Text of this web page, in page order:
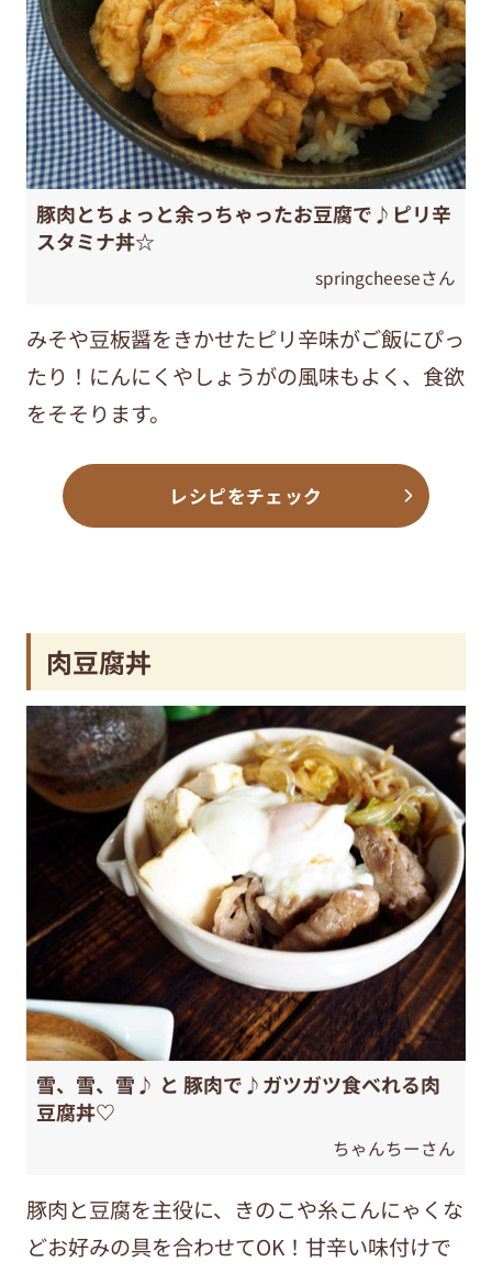
豚肉とちょっと余っちゃったお豆腐で♪ピリ辛
スタミナ丼☆
springcheeseさん
みそや豆板醤をきかせたピリ辛味がご飯にぴっ
たり！にんにくやしょうがの風味もよく、食欲
をそそります。
レシピをチェック
肉豆腐丼
雪、雪、雪♪ と 豚肉で♪ガツガツ食べれる肉
豆腐丼♡
ちゃんちーさん
豚肉と豆腐を主役に、きのこや糸こんにゃくな
どお好みの具を合わせてOK！甘辛い味付けで